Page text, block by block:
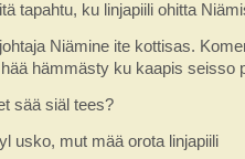
tapahtu, ku linjapiili ohitta
Niämine ite kottisas.
hämmästy ku kaapis seisso
sää siäl tees?
usko, mut mää orota linjapiili